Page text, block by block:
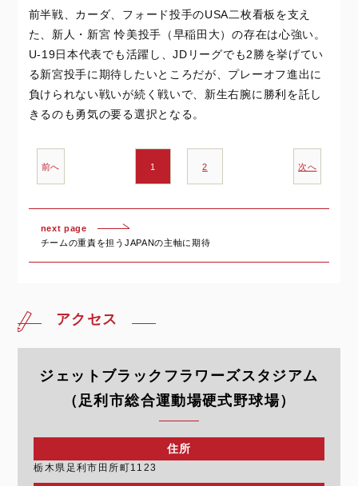
前半戦、カーダ、フォード投手のUSA二枚看板を支え
た、新人・新宮 怜美投手（早稲田大）の存在は心強い。
U-19日本代表でも活躍し、JDリーグでも2勝を挙げてい
る新宮投手に期待したいところだが、プレーオフ進出に
負けられない戦いが続く戦いで、新生右腕に勝利を託し
きるのも勇気の要る選択となる。
前へ 1 2 次へ
next page
チームの重責を担うJAPANの主軸に期待
アクセス
ジェットブラックフラワーズスタジアム
（足利市総合運動場硬式野球場）
住所
栃木県足利市田所町1123